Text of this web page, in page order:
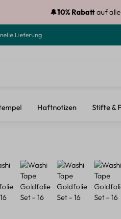
🔔10% Rabattauf
Lieferung
Haftnotizen Stifte &